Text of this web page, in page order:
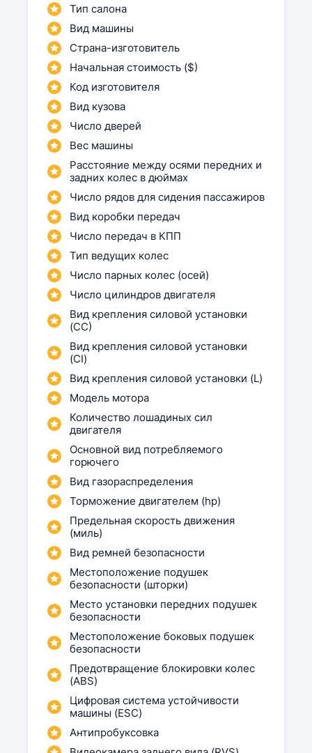
Тип салона
Вид машины
Страна-изготовитель
Начальная стоимость ($)
Код изготовителя
Вид кузова
Число дверей
Вес машины
Расстояние между осями передних и
задних колес в дюймах
Число рядов для сидения пассажиров
Вид коробки передач
Число передач в КПП
Тип ведущих колес
Число парных колес (осей)
Число цилиндров двигателя
Вид крепления силовой установки
(СС)
Вид крепления силовой установки
(CI)
Вид крепления силовой установки (L)
Модель мотора
Количество лошадиных сил
двигателя
Основной вид потребляемого
горючего
Вид газораспределения
Торможение двигателем (hp)
Предельная скорость движения
(миль)
Вид ремней безопасности
Местоположение подушек
безопасности (шторки)
Место установки передних подушек
безопасности
Местоположение боковых подушек
безопасности
Предотвращение блокировки колес
(ABS)
Цифровая система устойчивости
машины (ESC)
Антипробуксовка